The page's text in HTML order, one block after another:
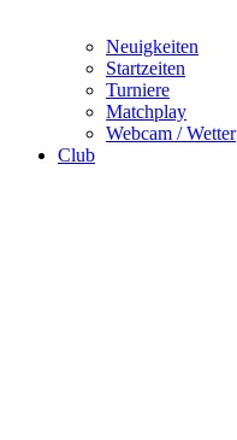
Neuigkeiten
Startzeiten
Turniere
Matchplay
Webcam / Wetter
Club